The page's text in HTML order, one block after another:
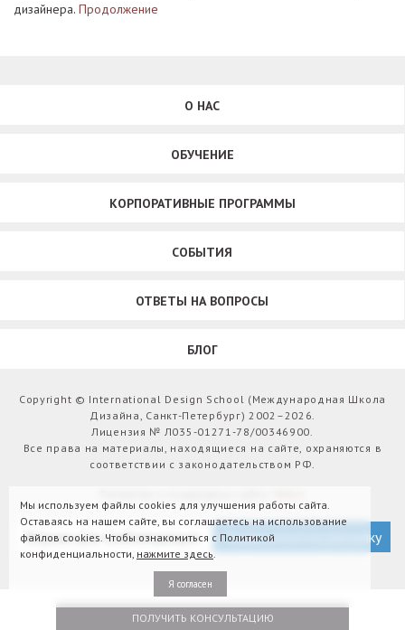
дизайнера. Продолжение
О НАС
ОБУЧЕНИЕ
КОРПОРАТИВНЫЕ ПРОГРАММЫ
СОБЫТИЯ
ОТВЕТЫ НА ВОПРОСЫ
БЛОГ
Copyright © International Design School (Международная Школа
Дизайна, Санкт-Петербург) 2002–2026.
Лицензия № Л035-01271-78/00346900.
Все права на материалы, находящиеся на сайте, охраняются в
соответствии с законодательством РФ.
Версия для слабовидящих Подписаться на рассылку
ПОЛУЧИТЬ КОНСУЛЬТАЦИЮ
Мы используем файлы cookies для улучшения работы сайта.
Оставаясь на нашем сайте, вы соглашаетесь на использование
файлов cookies. Чтобы ознакомиться с Политикой
конфиденциальности, нажмите здесь.
Я согласен